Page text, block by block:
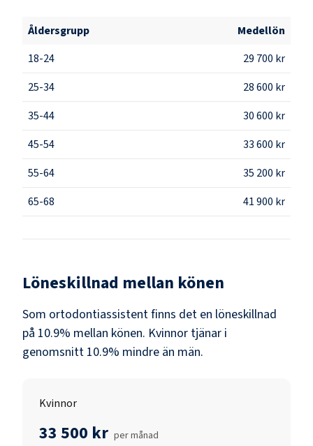
Åldersgrupp
Medellön
18-24
29 700 kr
25-34
28 600 kr
35-44
30 600 kr
45-54
33 600 kr
55-64
35 200 kr
65-68
41 900 kr
Löneskillnad mellan könen
Som ortodontiassistentfinns det en löneskillnad
på 10.9% mellan könen. Kvinnor tjänar i
genomsnitt 10.9% mindre än män.
Kvinnor
33 500 kr per månad